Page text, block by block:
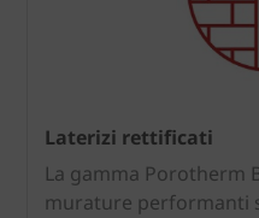
Laterizi rettificati
La gamma Porotherm
murature performanti